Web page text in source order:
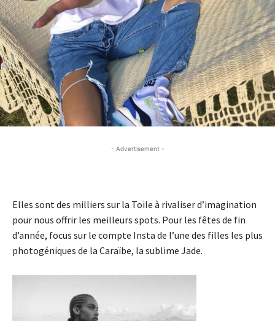
- Advertisement -
Elles sont des milliers sur la Toile à rivaliser d’imagination
pour nous offrir les meilleurs spots. Pour les fêtes de fin
d’année, focus sur le compte Insta de l’une des filles les plus
photogéniques de la Caraïbe, la sublime Jade.